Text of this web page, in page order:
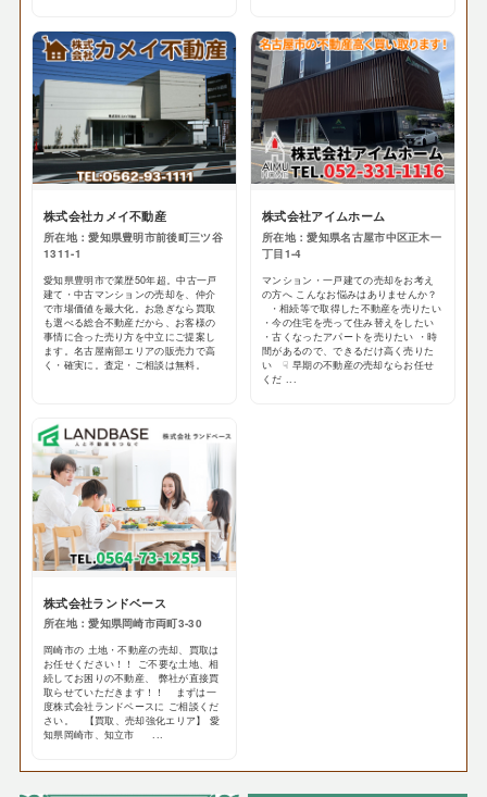
株式会社カメイ不動産
所在地：愛知県豊明市前後町三ツ谷
1311-1
愛知県豊明市で業歴50年超。中古一戸
建て・中古マンションの売却を、仲介
で市場価値を最大化。お急ぎなら買取
も選べる総合不動産だから、お客様の
事情に合った売り方を中立にご提案し
ます。名古屋南部エリアの販売力で高
く・確実に。査定・ご相談は無料。
株式会社アイムホーム
所在地：愛知県名古屋市中区正木一
丁目1-4
マンション・一戸建ての売却をお考え
の方へ こんなお悩みはありませんか？
・相続等で取得した不動産を売りたい
・今の住宅を売って住み替えをしたい
・古くなったアパートを売りたい ・時
間があるので、できるだけ高く売りた
い ☟ 早期の不動産の売却ならお任せ
くだ ...
株式会社ランドベース
所在地：愛知県岡崎市両町3-30
岡崎市の 土地・不動産の売却、買取は
お任せください！！ ご不要な土地、相
続してお困りの不動産、 弊社が直接買
取らせていただきます！！ まずは一
度株式会社ランドベースに ご相談くだ
さい。 【買取、売却強化エリア】 愛
知県岡崎市、知立市 ...